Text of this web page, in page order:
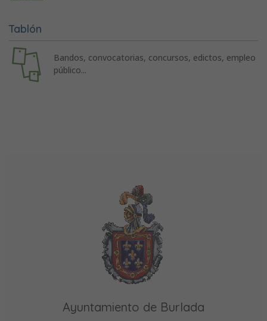
Tablón
Bandos, convocatorias, concursos, edictos, empleo
público...
Ayuntamiento de Burlada